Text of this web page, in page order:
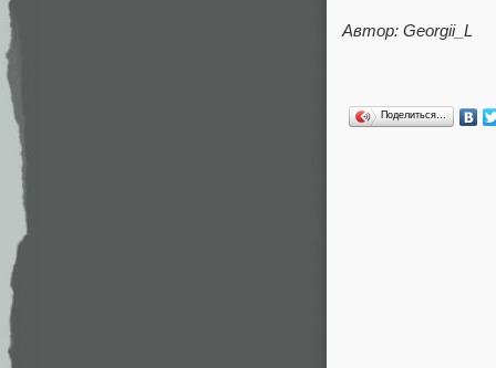
Автор: Georgii_L
Поделиться…